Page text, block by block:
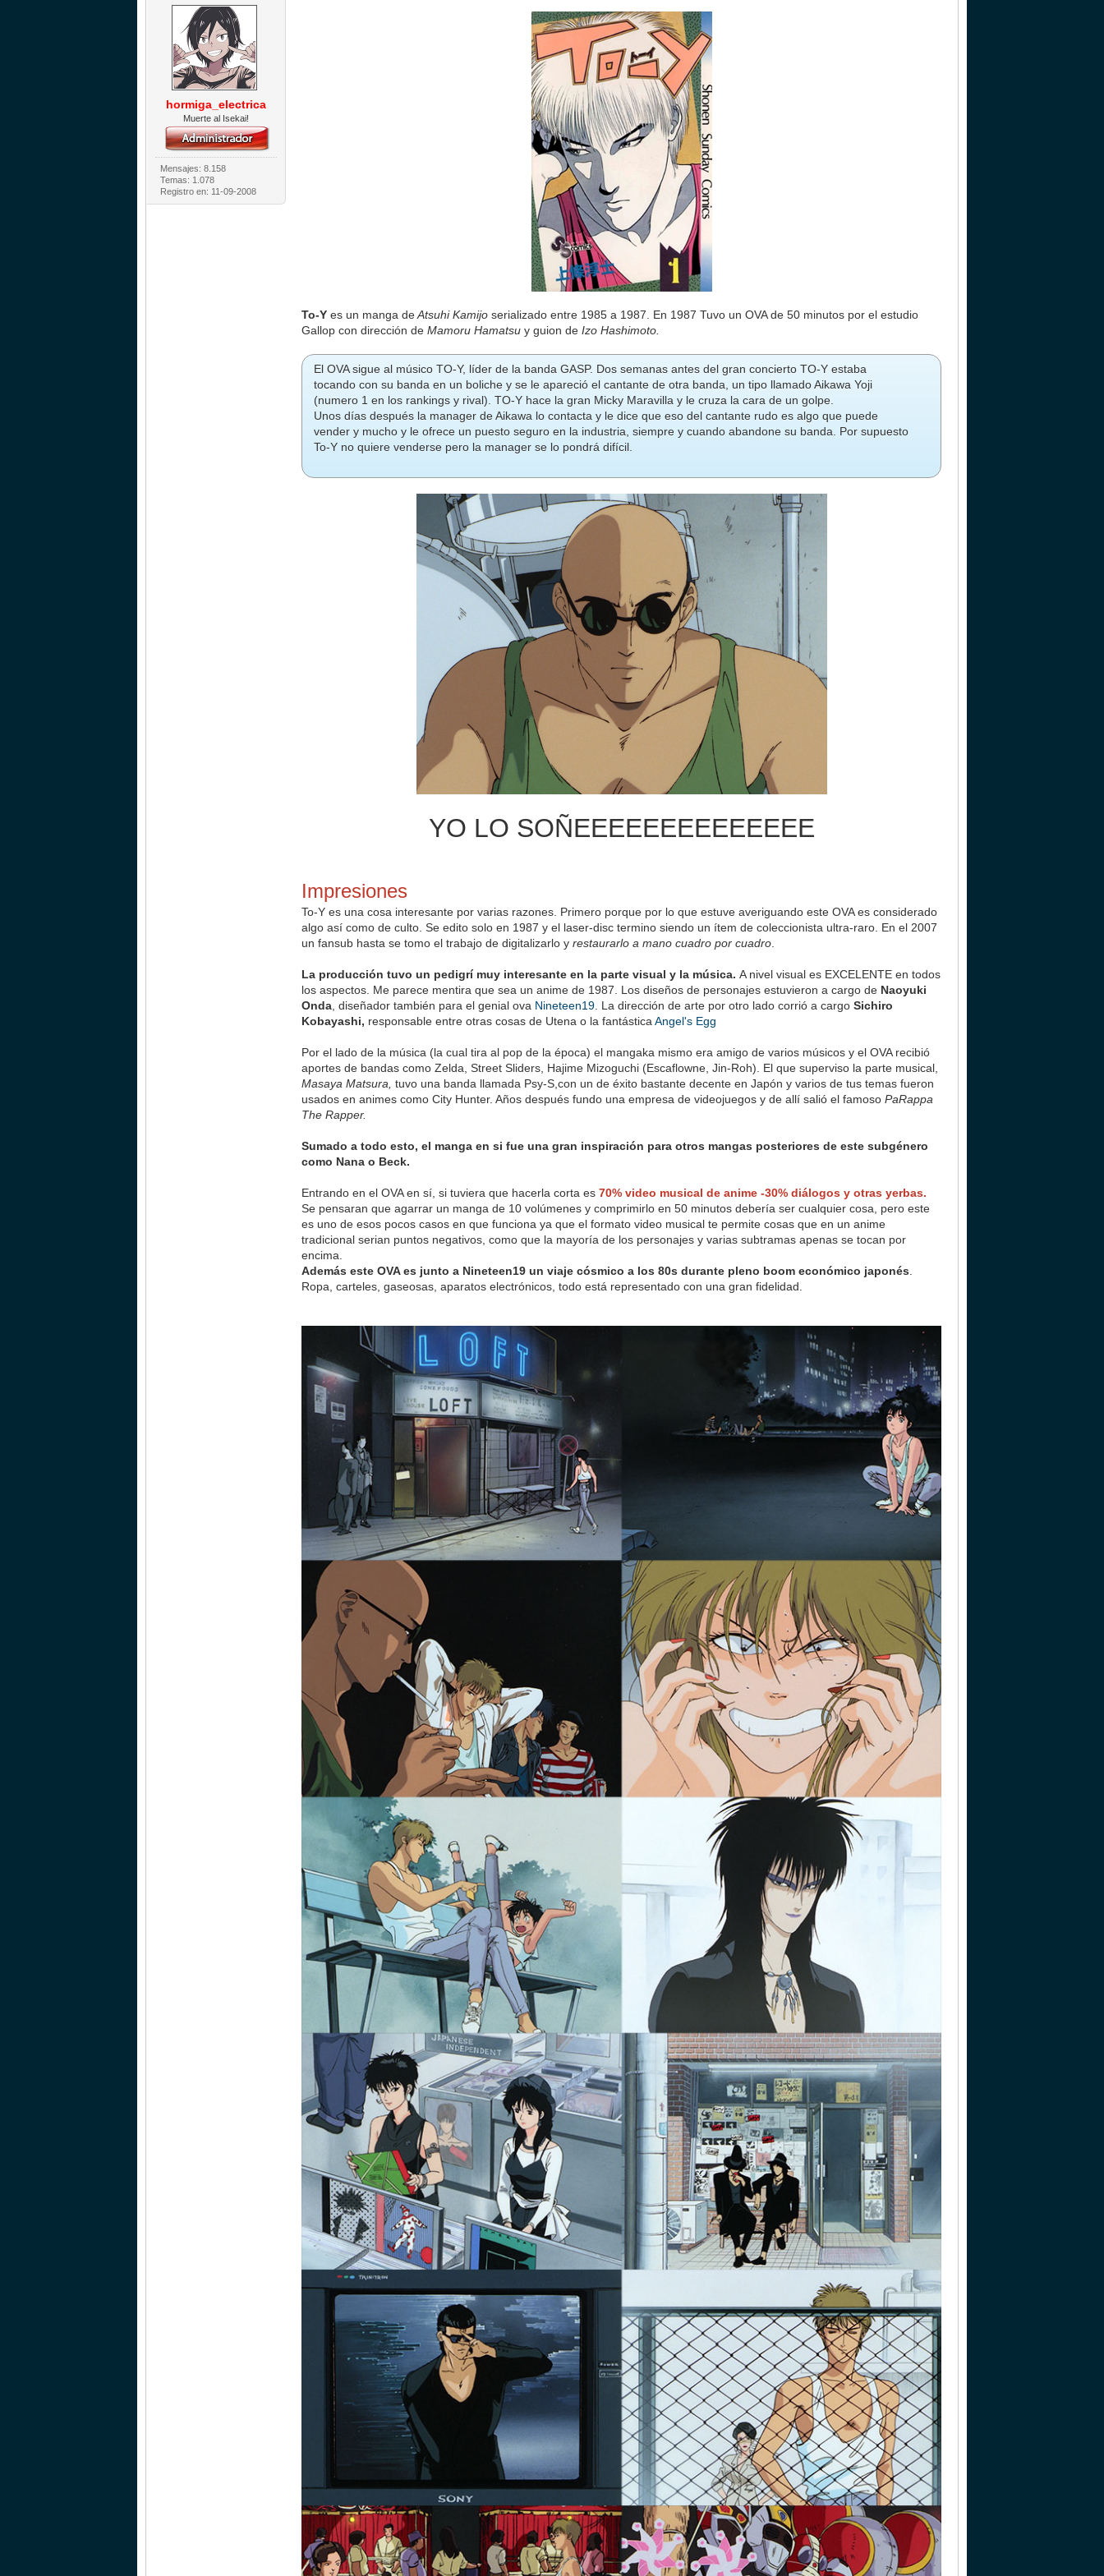
hormiga_electrica
Muerte al Isekai!
Mensajes: 8.158
Temas: 1.078
Registro en: 11-09-2008
To-Yes un manga deAtsuhi Kamijo serializado entre 1985 a 1987. En 1987 Tuvo un OVA de 50 minutos por el estudio
Gallop con dirección deMamoru Hamatsuy guion de Izo Hashimoto.
El OVA sigue al músico TO-Y, líder de la banda GASP. Dos semanas antes del gran concierto TO-Y estaba
tocando con su banda en un boliche y se le apareció el cantante de otra banda, un tipo llamado Aikawa Yoji
(numero 1 en los rankings y rival). TO-Y hace la gran Micky Maravilla y le cruza la cara de un golpe.
Unos días después la manager de Aikawa lo contacta y le dice que eso del cantante rudo es algo que puede
vender y mucho y le ofrece un puesto seguro en la industria, siempre y cuando abandone su banda. Por supuesto
To-Y no quiere venderse pero la manager se lo pondrá difícil.
YO LO SOÑEEEEEEEEEEEEEE
Impresiones
To-Y es una cosa interesante por varias razones. Primero porque por lo que estuve averiguando este OVA es considerado
algo así como de culto. Se edito solo en 1987 y el laser-disc termino siendo un ítem de coleccionista ultra-raro. En el 2007
un fansub hasta se tomo el trabajo de digitalizarlo yrestaurarlo a mano cuadro por cuadro
La producción tuvo un pedigrí muy interesante en la parte visual y la música.A nivel visual es EXCELENTE en todos
los aspectos. Me parece mentira que sea un anime de 1987. Los diseños de personajes estuvieron a cargo de Naoyuki
Onda , diseñador también para el genial ova Nineteen19 . La dirección de arte por otro lado corrió a cargoSichiro
Kobayashi, responsable entre otras cosas de Utena o la fantásticaAngel's Egg
Por el lado de la música (la cual tira al pop de la época) el mangaka mismo era amigo de varios músicos y el OVA recibió
aportes de bandas como Zelda, Street Sliders, Hajime Mizoguchi (Escaflowne, Jin-Roh). El que superviso la parte musical,
Masaya Matsura, tuvo una banda llamada Psy-S,con un de éxito bastante decente en Japón y varios de tus temas fueron
usados en animes como City Hunter. Años después fundo una empresa de videojuegos y de allí salió el famosoPaRappa
The Rapper.
Sumado a todo esto, el manga en si fue una gran inspiración para otros mangas posteriores de este subgénero
como Nana o Beck.
Entrando en el OVA en sí, si tuviera que hacerla corta es 70% video musical de anime -30% diálogos y otras yerbas.
Se pensaran que agarrar un manga de 10 volúmenes y comprimirlo en 50 minutos debería ser cualquier cosa, pero este
es uno de esos pocos casos en que funciona ya que el formato video musical te permite cosas que en un anime
tradicional serian puntos negativos, como que la mayoría de los personajes y varias subtramas apenas se tocan por
encima.
Además este OVA es junto a Nineteen19 un viaje cósmico a los 80s durante pleno boom económico japonés
Ropa, carteles, gaseosas, aparatos electrónicos, todo está representado con una gran fidelidad.